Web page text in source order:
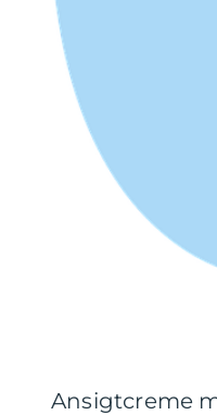
Ansigtcreme